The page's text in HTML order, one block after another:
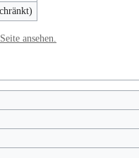
ansehen.